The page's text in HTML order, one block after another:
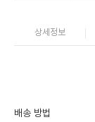
상세정보
배송 방법